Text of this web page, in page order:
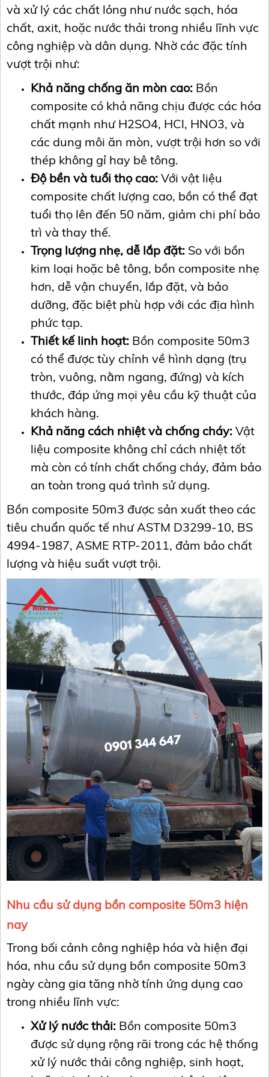
và xử lý các chất lỏng như nước sạch, hóa
chất, axit, hoặc nước thải trong nhiều lĩnh vực
công nghiệp và dân dụng. Nhờ các đặc tính
vượt trội như:
Khả năng chống ăn mòn cao: Bồn
composite có khả năng chịu được các hóa
chất mạnh như H2SO4, HCl, HNO3, và
các dung môi ăn mòn, vượt trội hơn so với
thép không gỉ hay bê tông.
Độ bền và tuổi thọ cao: Với vật liệu
composite chất lượng cao, bồn có thể đạt
tuổi thọ lên đến 50 năm, giảm chi phí bảo
trì và thay thế.
Trọng lượng nhẹ, dễ lắp đặt: So với bồn
kim loại hoặc bê tông, bồn composite nhẹ
hơn, dễ vận chuyển, lắp đặt, và bảo
dưỡng, đặc biệt phù hợp với các địa hình
phức tạp.
Thiết kế linh hoạt: Bồn composite 50m3
có thể được tùy chỉnh về hình dạng (trụ
tròn, vuông, nằm ngang, đứng) và kích
thước, đáp ứng mọi yêu cầu kỹ thuật của
khách hàng.
Khả năng cách nhiệt và chống cháy: Vật
liệu composite không chỉ cách nhiệt tốt
mà còn có tính chất chống cháy, đảm bảo
an toàn trong quá trình sử dụng.
Bồn composite 50m3 được sản xuất theo các
tiêu chuẩn quốc tế như ASTM D3299-10, BS
4994-1987, ASME RTP-2011, đảm bảo chất
lượng và hiệu suất vượt trội.
Nhu cầu sử dụng bồn composite 50m3 hiện
nay
Trong bối cảnh công nghiệp hóa và hiện đại
hóa, nhu cầu sử dụng bồn composite 50m3
ngày càng gia tăng nhờ tính ứng dụng cao
trong nhiều lĩnh vực:
Xử lý nước thải: Bồn composite 50m3
được sử dụng rộng rãi trong các hệ thống
xử lý nước thải công nghiệp, sinh hoạt,